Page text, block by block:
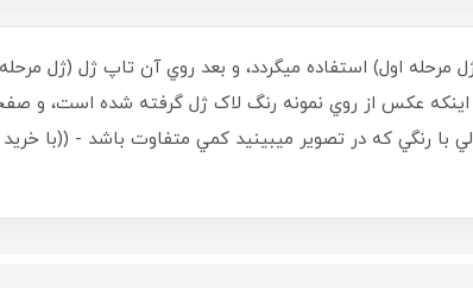
مرحله اول) استفاده ميگردد، و بعد روي آن تاپ ژل (ژل
گردد - حجم 15 ميل - با توجه به اينکه عکس از روي نمونه رنگ لاک ژل گرفته